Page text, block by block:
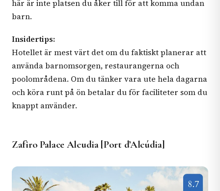
här är inte platsen du åker till för att komma undan
barn.
Insidertips:
Hotellet är mest värt det om du faktiskt planerar att
använda barnomsorgen, restaurangerna och
poolområdena. Om du tänker vara ute hela dagarna
och köra runt på ön betalar du för faciliteter som du
knappt använder.
Zafiro Palace Alcudia [Port d’Alcúdia]